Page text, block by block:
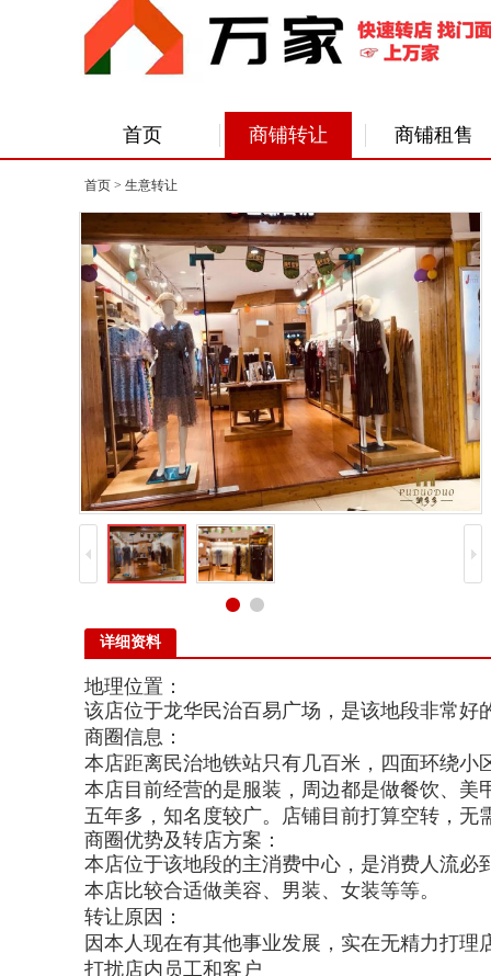
首页 商铺转让 商铺租售
首页 > 生意转让
详细资料
地理位置：
该店位于龙华民治百易广场，是该地段非常
商圈信息：
本店距离民治地铁站只有几百米，四面环绕
本店目前经营的是服装，周边都是做餐饮、
五年多，知名度较广。店铺目前打算空转，无
商圈优势及转店方案：
本店位于该地段的主消费中心，是消费人流
本店比较合适做美容、男装、女装等等。
转让原因：
因本人现在有其他事业发展，实在无精力打
打扰店内员工和客户